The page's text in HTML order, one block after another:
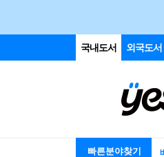
국내도서 외국도서
빠른분야찾기